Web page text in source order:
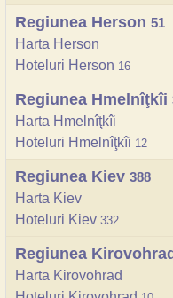
Regiunea Herson 51
Harta Herson
Hoteluri Herson 16
Regiunea Hmelnîţkîi
Harta Hmelnîţkîi
Hoteluri Hmelnîţkîi 12
Regiunea Kiev 388
Harta Kiev
Hoteluri Kiev 332
Regiunea Kirovohrad
Harta Kirovohrad